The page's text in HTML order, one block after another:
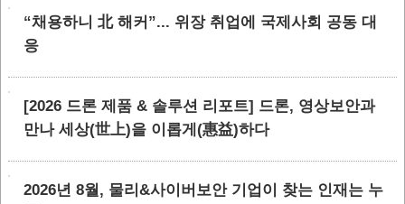
“채용하니 北 해커”... 위장 취업에 국제사회 공동 대
응
[2026 드론 제품 & 솔루션 리포트] 드론, 영상보안과
만나 세상(世上)을 이롭게(惠益)하다
2026년 8월, 물리&사이버보안 기업이 찾는 인재는 누